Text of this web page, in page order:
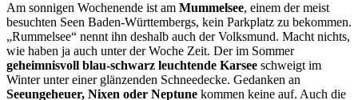
Am sonnigen Wochenende ist am Mummelsee, einem der meist
besuchten Seen Baden-Württembergs, kein Parkplatz zu bekommen.
„Rummelsee“ nennt ihn deshalb auch der Volksmund. Macht nichts,
wie haben ja auch unter der Woche Zeit. Der im Sommer
geheimnisvoll blau-schwarz leuchtende Karsee schweigt im
Winter unter einer glänzenden Schneedecke. Gedanken an
Seeungeheuer, Nixen oder Neptune kommen keine auf. Auch die